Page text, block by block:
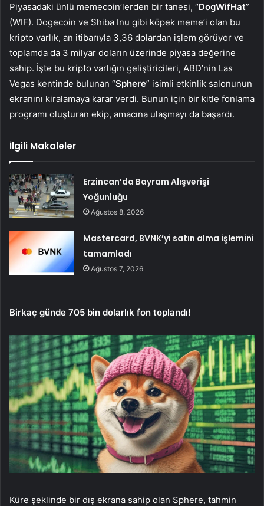
Piyasadaki ünlü memecoin’lerden bir tanesi, “DogWifHat”
(WIF). Dogecoin ve Shiba Inu gibi köpek meme’i olan bu
kripto varlık, an itibarıyla 3,36 dolardan işlem görüyor ve
toplamda da 3 milyar doların üzerinde piyasa değerine
sahip. İşte bu kripto varlığın geliştiricileri, ABD’nin Las
Vegas kentinde bulunan “Sphere” isimli etkinlik salonunun
ekranını kiralamaya karar verdi. Bunun için bir kitle fonlama
programı oluşturan ekip, amacına ulaşmayı da başardı.
İlgili Makaleler
Erzincan’da Bayram Alışverişi
Yoğunluğu
Ağustos 8, 2026
Mastercard, BVNK’yi satın alma işlemini
tamamladı
Ağustos 7, 2026
Birkaç günde 705 bin dolarlık fon toplandı!
Küre şeklinde bir dış ekrana sahip olan Sphere, tahmin